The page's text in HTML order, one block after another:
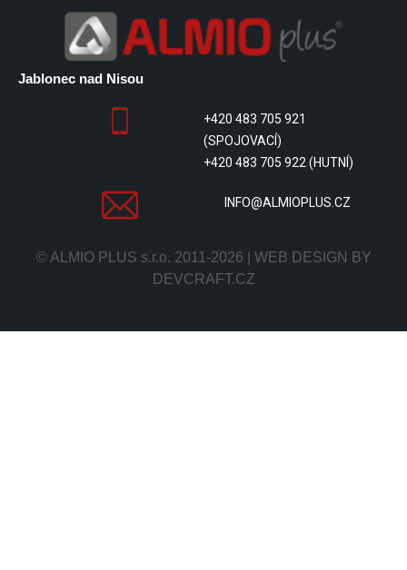
Jablonec nad Nisou
+420 483 705 921
(SPOJOVACÍ)
+420 483 705 922 (HUTNÍ)
INFO@ALMIOPLUS.CZ
© ALMIO PLUS s.r.o. 2011-2026 | WEB DESIGN BY
DEVCRAFT.CZ